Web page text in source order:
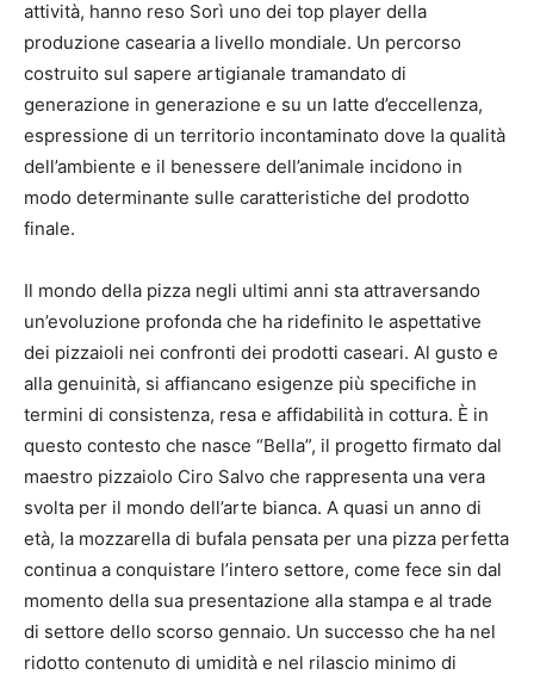
attività, hanno reso Sorì uno dei top player della
produzione casearia a livello mondiale. Un percorso
costruito sul sapere artigianale tramandato di
generazione in generazione e su un latte d’eccellenza,
espressione di un territorio incontaminato dove la qualità
dell’ambiente e il benessere dell’animale incidono in
modo determinante sulle caratteristiche del prodotto
finale.
Il mondo della pizza negli ultimi anni sta attraversando
un’evoluzione profonda che ha ridefinito le aspettative
dei pizzaioli nei confronti dei prodotti caseari. Al gusto e
alla genuinità, si affiancano esigenze più specifiche in
termini di consistenza, resa e affidabilità in cottura. È in
questo contesto che nasce “Bella”, il progetto firmato dal
maestro pizzaiolo Ciro Salvo che rappresenta una vera
svolta per il mondo dell’arte bianca. A quasi un anno di
età, la mozzarella di bufala pensata per una pizza perfetta
continua a conquistare l’intero settore, come fece sin dal
momento della sua presentazione alla stampa e al trade
di settore dello scorso gennaio. Un successo che ha nel
ridotto contenuto di umidità e nel rilascio minimo di